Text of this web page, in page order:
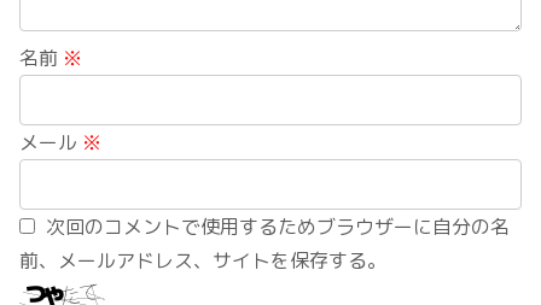
名前 ※
メール ※
次回のコメントで使用するためブラウザーに自分の名
前、メールアドレス、サイトを保存する。